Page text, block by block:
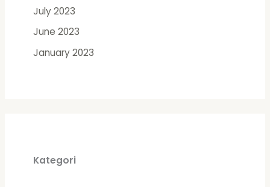
July 2023
June 2023
January 2023
Kategori